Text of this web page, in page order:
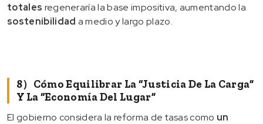
totales regeneraría la base impositiva, aumentando la
sostenibilidad a medio y largo plazo.
8）Cómo Equilibrar La “justicia De La Carga”
Y La “economía Del Lugar”
El gobierno considera la reforma de tasas como un